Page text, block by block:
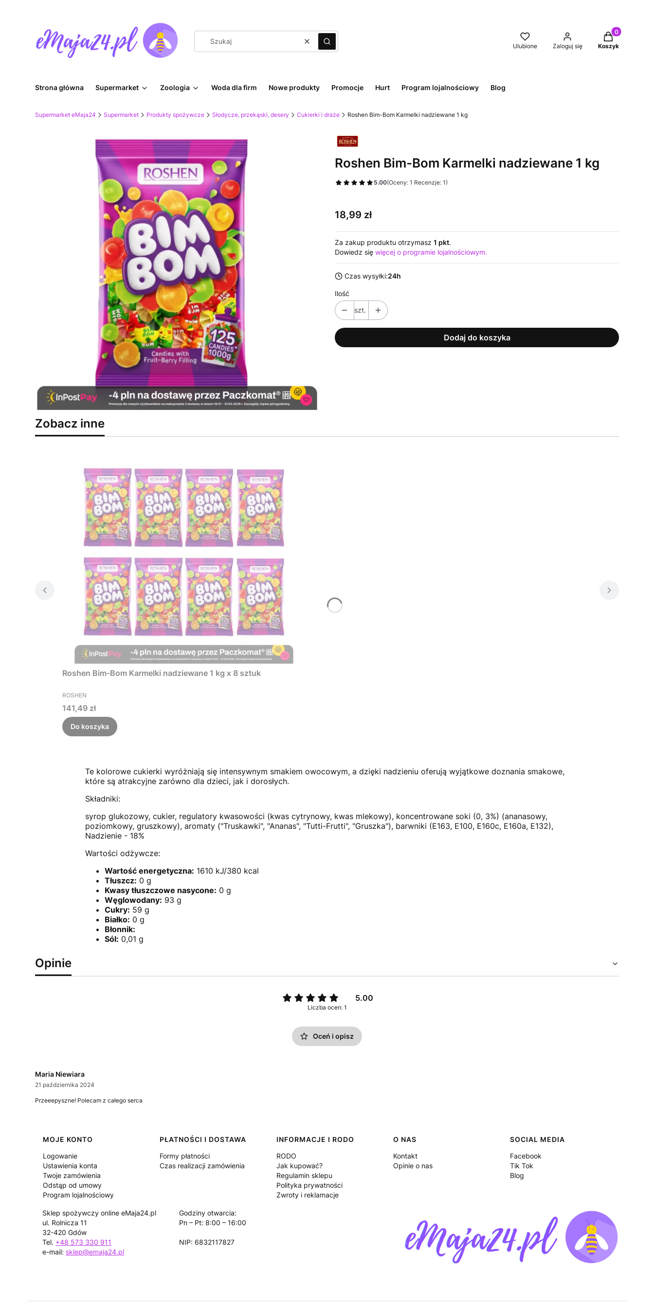
WyczyśćSzukaj Ulubione Zaloguj się
Produkty w
Koszyk
Strona główna Supermarket Zoologia Woda dla firm Nowe produkty Promocje Hurt Program lojalnościowy Blog
Supermarket eMaja24 Supermarket Produkty spożywcze Słodycze, przekąski, desery Cukierki i draże Roshen Bim-Bom Karmelki nadziewane 1 kg
Roshen Bim-Bom Karmelki nadziewane 1 kg
5.00(Oceny: 1 Recenzje: 1)
Cena
18,99 zł
Za zakup produktu otrzymasz 1 pkt.
Dowiedz się więcej o programie lojalnościowym.
Czas wysyłki:24h
Ilość
szt.
Dodaj do koszyka
Zobacz inne
Roshen Bim-Bom Karmelki nadziewane 1 kg x 8 sztuk
PRODUCENT
ROSHEN
Cena
141,49 zł
Do koszyka
Te kolorowe cukierki wyróżniają się intensywnym smakiem owocowym, a dzięki nadzieniu oferują wyjątkowe doznania smakowe,
które są atrakcyjne zarówno dla dzieci, jak i dorosłych.
Składniki:
syrop glukozowy, cukier, regulatory kwasowości (kwas cytrynowy, kwas mlekowy), koncentrowane soki (0, 3%) (ananasowy,
poziomkowy, gruszkowy), aromaty ("Truskawki", "Ananas", "Tutti-Frutti", "Gruszka"), barwniki (E163, E100, E160c, E160a, E132),
Nadzienie - 18%
Wartości odżywcze:
Wartość energetyczna: 1610 kJ/380 kcal
Tłuszcz: 0 g
Kwasy tłuszczowe nasycone: 0 g
Węglowodany: 93 g
Cukry: 59 g
Białko: 0 g
Błonnik:
Sól: 0,01 g
Opinie
5.00
Liczba ocen: 1
Oceń i opisz
Maria Niewiara
21 października 2024
Przeeepyszne! Polecam z całego serca
Linki w stopce
MOJE KONTO
Logowanie
Ustawienia konta
Twoje zamówienia
Odstąp od umowy
Program lojalnościowy
PŁATNOŚCI I DOSTAWA
Formy płatności
Czas realizacji zamówienia
INFORMACJE I RODO
RODO
Jak kupować?
Regulamin sklepu
Polityka prywatności
Zwroty i reklamacje
O NAS
Kontakt
Opinie o nas
SOCIAL MEDIA
Facebook
Tik Tok
Blog
Sklep spożywczy online eMaja24.pl
ul. Rolnicza 11
32-420 Gdów
Tel. +48 573 330 911
e-mail: sklep@emaja24.pl
Godziny otwarcia:
Pn – Pt: 8:00 – 16:00
NIP: 6832117827